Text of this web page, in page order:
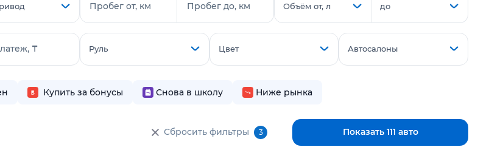
Пробег от, км Пробег до, км Объём от, л до
₸ Руль Цвет Автосалоны
Купить за бонусы Снова в школу Ниже рынка
Сбросить фильтры 3 Показать 111 авто